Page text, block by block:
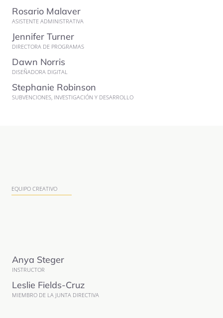
Rosario Malaver
ASISTENTE ADMINISTRATIVA
Jennifer Turner
DIRECTORA DE PROGRAMAS
Dawn Norris
DISEÑADORA DIGITAL
Stephanie Robinson
SUBVENCIONES, INVESTIGACIÓN Y DESARROLLO
EQUIPO CREATIVO
Anya Steger
INSTRUCTOR
Leslie Fields-Cruz
MIEMBRO DE LA JUNTA DIRECTIVA